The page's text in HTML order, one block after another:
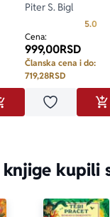
ocena je 5.0 od 5
U KORPU
Piter S. Bigl
5.0
Cena:
999,00RSD
Članska cena i do:
719,28RSD
Dodaj u
knjige kupili